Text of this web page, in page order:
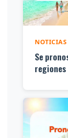
NOTICIAS
Se